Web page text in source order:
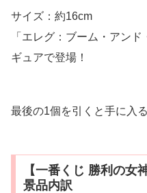
サイズ：約16cm
「エレグ：ブーム・アン
ギュアで登場！
最後の1個を引くと手に入る
【一番くじ 勝利の女
景品内訳